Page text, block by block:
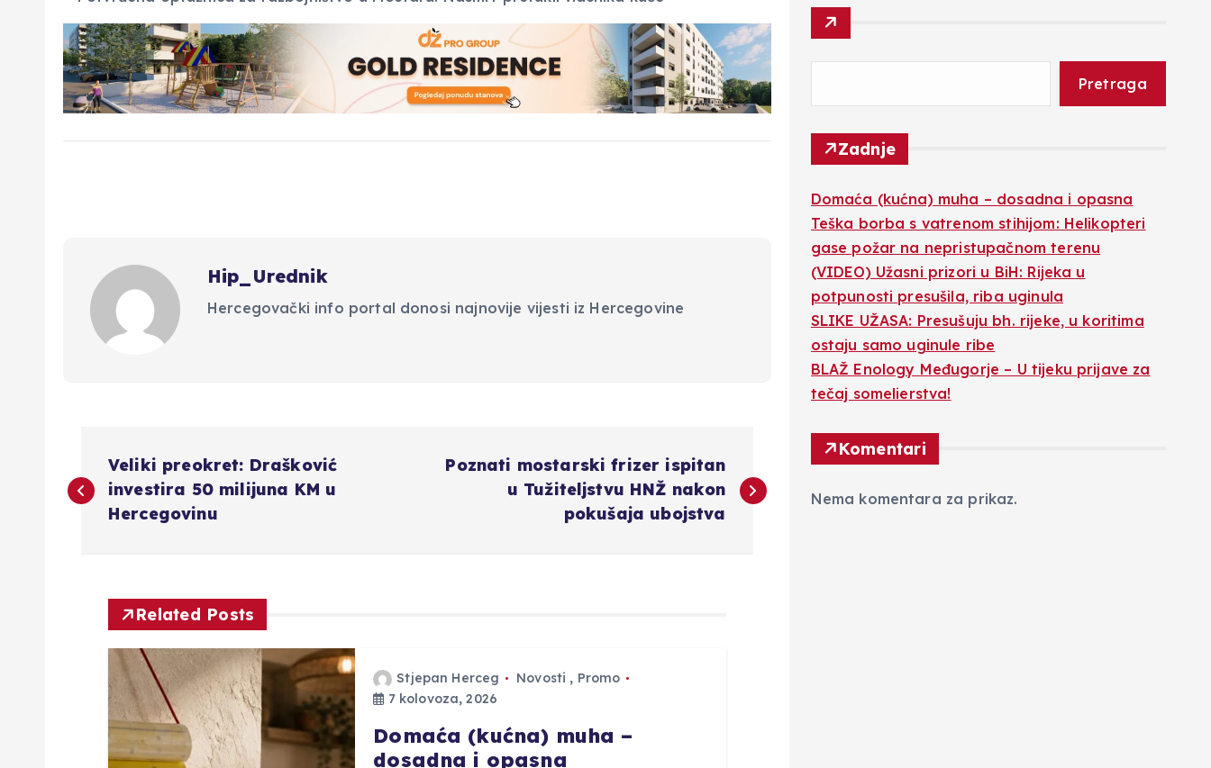
Hip_Urednik
Hercegovački info portal donosi najnovije vijesti iz Hercegovine
a
Veliki preokret: Drašković
investira 50 milijuna KM u
Hercegovinu
Poznati mostarski frizer ispitan
u Tužiteljstvu HNŽ nakon
pokušaja ubojstva
Related Posts
Stjepan Herceg Novosti , Promo
7 kolovoza, 2026
Domaća (kućna) muha –
dosadna i opasna
Pretraga
Zadnje
Domaća (kućna) muha – dosadna i opasna
Teška borba s vatrenom stihijom: Helikopteri
gase požar na nepristupačnom terenu
(VIDEO) Užasni prizori u BiH: Rijeka u
potpunosti presušila, riba uginula
SLIKE UŽASA: Presušuju bh. rijeke, u koritima
ostaju samo uginule ribe
BLAŽ Enology Međugorje – U tijeku prijave za
tečaj somelierstva!
Komentari
Nema komentara za prikaz.